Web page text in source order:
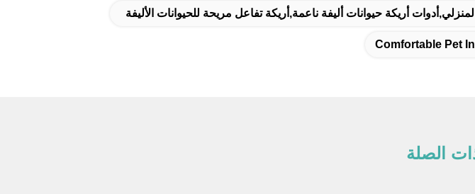
أريكة حيوانات أليفة ناعمة,أريكة تفاعل مريحة للحيوانات الأليفة
Comfortable Pet
الصلة